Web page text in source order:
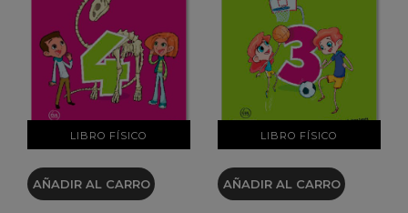
LIBRO FÍSICO
VER DETALLES
AÑADIR AL CARRO
LIBRO FÍSICO
VER DETALLES
AÑADIR AL CARRO